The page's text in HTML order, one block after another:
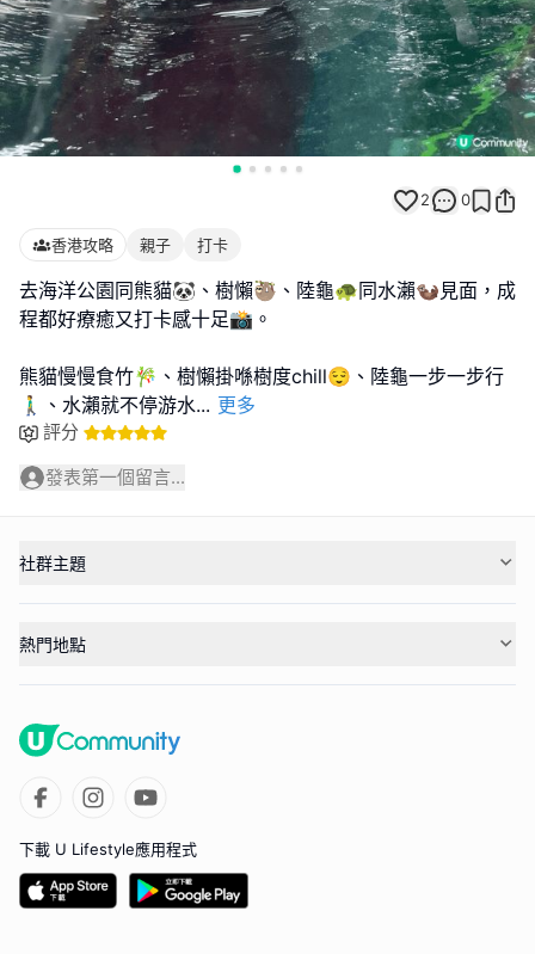
2 0
香港攻略 親子 打卡
去海洋公園同熊貓🐼、樹懶🦥、陸龜🐢同水瀨🦦見面，成
程都好療癒又打卡感十足📸。
熊貓慢慢食竹🎋、樹懶掛喺樹度chill😌、陸龜一步一步行
🚶‍♂️、水瀨就不停游水... 更多
評分
發表第一個留言...
社群主題
熱門地點
下載 U Lifestyle應用程式